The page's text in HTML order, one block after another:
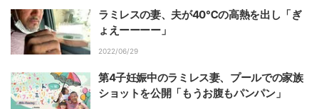
ラミレスの妻、夫が40℃の高熱を出し「ぎ
ょえーーーー」
2022/06/29
第4子妊娠中のラミレス妻、プールでの家族
ショットを公開「もうお腹もパンパン」